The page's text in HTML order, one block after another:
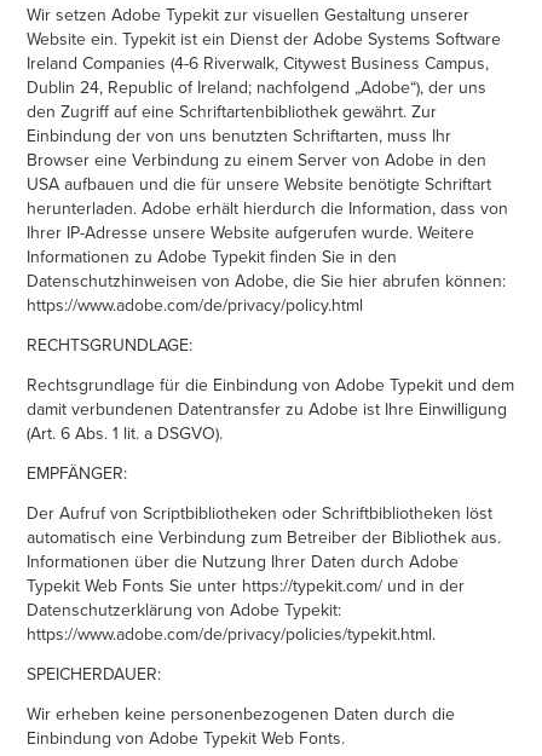
Wir setzen Adobe Typekit zur visuellen Gestaltung unserer
Website ein. Typekit ist ein Dienst der Adobe Systems Software
Ireland Companies (4-6 Riverwalk, Citywest Business Campus,
Dublin 24, Republic of Ireland; nachfolgend „Adobe“), der uns
den Zugriff auf eine Schriftartenbibliothek gewährt. Zur
Einbindung der von uns benutzten Schriftarten, muss Ihr
Browser eine Verbindung zu einem Server von Adobe in den
USA aufbauen und die für unsere Website benötigte Schriftart
herunterladen. Adobe erhält hierdurch die Information, dass von
Ihrer IP-Adresse unsere Website aufgerufen wurde. Weitere
Informationen zu Adobe Typekit finden Sie in den
Datenschutzhinweisen von Adobe, die Sie hier abrufen können:
https://www.adobe.com/de/privacy/policy.html
RECHTSGRUNDLAGE:
Rechtsgrundlage für die Einbindung von Adobe Typekit und dem
damit verbundenen Datentransfer zu Adobe ist Ihre Einwilligung
(Art. 6 Abs. 1 lit. a DSGVO).
EMPFÄNGER:
Der Aufruf von Scriptbibliotheken oder Schriftbibliotheken löst
automatisch eine Verbindung zum Betreiber der Bibliothek aus.
Informationen über die Nutzung Ihrer Daten durch Adobe
Typekit Web Fonts Sie unter https://typekit.com/ und in der
Datenschutzerklärung von Adobe Typekit:
https://www.adobe.com/de/privacy/policies/typekit.html.
SPEICHERDAUER:
Wir erheben keine personenbezogenen Daten durch die
Einbindung von Adobe Typekit Web Fonts.